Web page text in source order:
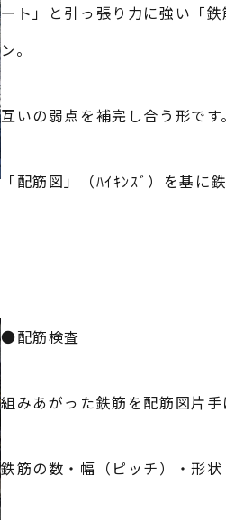
ート」と引っ張り力に強い「
ン。
互いの弱点を補完し合う形です。
「配筋図」（ﾊｲｷﾝｽﾞ）を基に
●配筋検査
組みあがった鉄筋を配筋図片手
鉄筋の数・幅（ピッチ）・形状